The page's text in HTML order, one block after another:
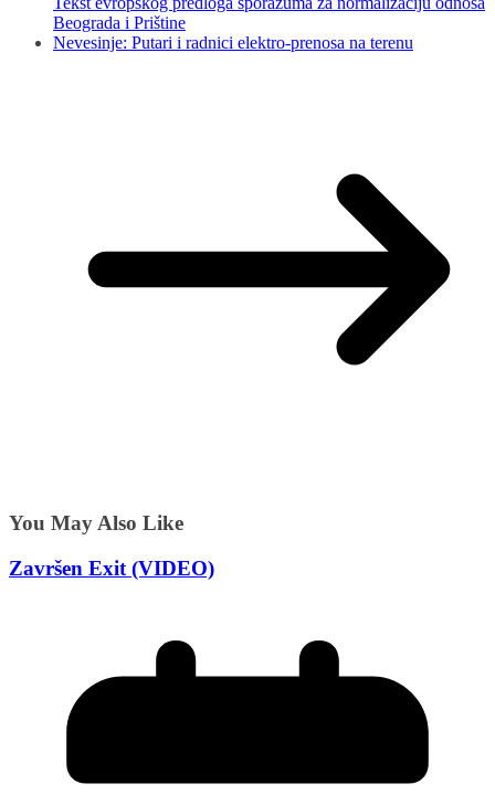
Beograda i Prištine
Nevesinje: Putari i radnici elektro-prenosa na terenu
You May Also Like
Završen Exit (VIDEO)